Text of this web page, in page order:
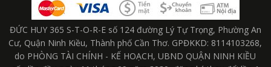
ĐỨC HUY 365 S-T-O-R-E số 124 đường Lý Tự Trọng, Phường An
Cư, Quận Ninh Kiều, Thành phố Cần Thơ. GPĐKKD: 8114103268,
do PHÒNG TÀI CHÍNH - KẾ HOẠCH, UBND QUẬN NINH KIỀU